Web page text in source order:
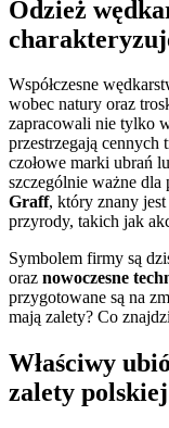
Odzież
Współczesne
wobec natury oraz
zapracowali nie tylko
przestrzegają
czołowe marki ubrań
szczególnie ważne dla
Graff, który znany jest
przyrody, takich jak
Symbolem firmy są
oraz nowoczesne
przygotowane są na
mają zalety? Co
Właściwy
zalety